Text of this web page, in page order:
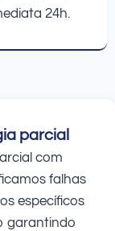
24h.
parcial
com
falhas
específicos
garantindo